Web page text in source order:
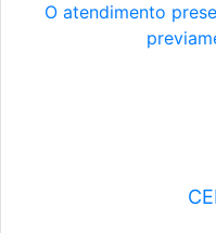
O atendimento